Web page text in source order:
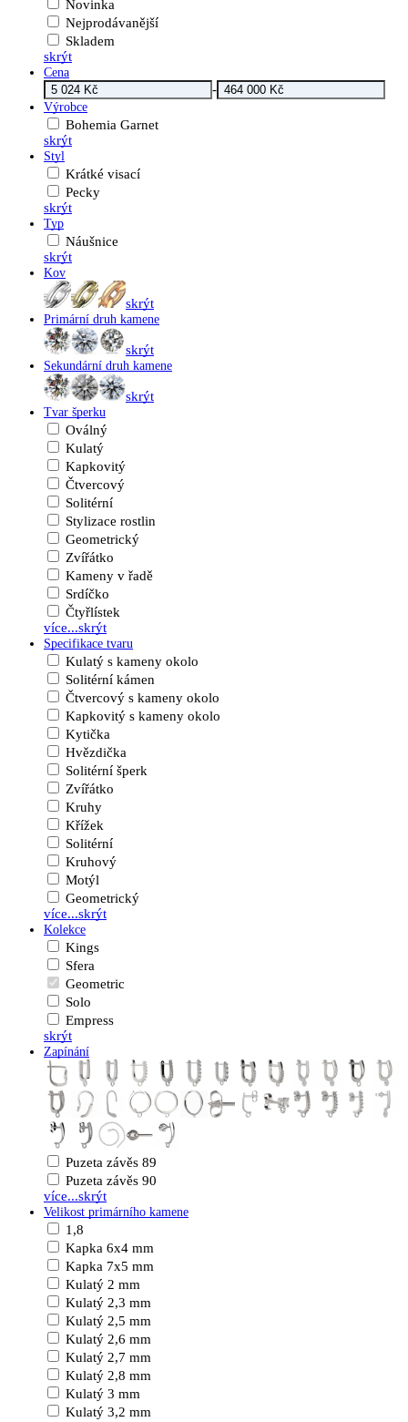
Novinka
Nejprodávanější
Skladem
skrýt
Cena
-
Výrobce
Bohemia Garnet
skrýt
Styl
Krátké visací
Pecky
skrýt
Typ
Náušnice
skrýt
Kov
skrýt
Primární druh kamene
skrýt
Sekundární druh kamene
skrýt
Tvar šperku
Oválný
Kulatý
Kapkovitý
Čtvercový
Solitérní
Stylizace rostlin
Geometrický
Zvířátko
Kameny v řadě
Srdíčko
Čtyřlístek
více...skrýt
Specifikace tvaru
Kulatý s kameny okolo
Solitérní kámen
Čtvercový s kameny okolo
Kapkovitý s kameny okolo
Kytička
Hvězdička
Solitérní šperk
Zvířátko
Kruhy
Křížek
Solitérní
Kruhový
Motýl
Geometrický
více...skrýt
Kolekce
Kings
Sfera
Geometric
Solo
Empress
skrýt
Zapínání
Puzeta závěs 89
Puzeta závěs 90
více...skrýt
Velikost primárního kamene
1,8
Kapka 6x4 mm
Kapka 7x5 mm
Kulatý 2 mm
Kulatý 2,3 mm
Kulatý 2,5 mm
Kulatý 2,6 mm
Kulatý 2,7 mm
Kulatý 2,8 mm
Kulatý 3 mm
Kulatý 3,2 mm